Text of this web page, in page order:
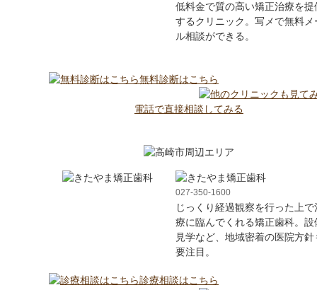
低料金で質の高い矯正治療を提
するクリニック。写メで無料メ
ル相談ができる。
無料診断はこちら
電話で直接相談してみる
027-350-1600
じっくり経過観察を行った上で
療に臨んでくれる矯正歯科。設
見学など、地域密着の医院方針
要注目。
診療相談はこちら